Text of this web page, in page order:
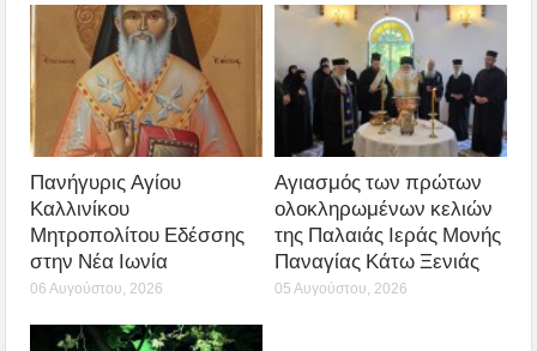
Πανήγυρις Αγίου
Καλλινίκου
Μητροπολίτου Εδέσσης
στην Νέα Ιωνία
06 Αυγούστου, 2026
Αγιασμός των πρώτων
ολοκληρωμένων κελιών
της Παλαιάς Ιεράς Μονής
Παναγίας Κάτω Ξενιάς
05 Αυγούστου, 2026